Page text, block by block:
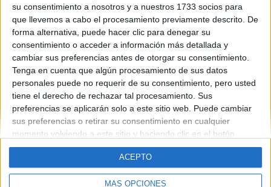
su consentimiento a nosotros y a nuestros 1733 socios para
que llevemos a cabo el procesamiento previamente descrito. De
forma alternativa, puede hacer clic para denegar su
consentimiento o acceder a información más detallada y
cambiar sus preferencias antes de otorgar su consentimiento.
Tenga en cuenta que algún procesamiento de sus datos
personales puede no requerir de su consentimiento, pero usted
tiene el derecho de rechazar tal procesamiento. Sus
preferencias se aplicarán solo a este sitio web. Puede cambiar
sus preferencias o retirar su consentimiento en cualquier
momento volviendo a este sitio y haciendo clic en el botón
"Privacidad" en la parte inferior de la página web.
MÁS OPCIONES
ACEPTO
Quiénes somos| Contactar|Anúnciate
Aviso legal|Politica de privacidad |Condiciones generales
de cookies
© 2003-2026Compás Mediterráneo S.L.- Diego de León 47 - 28006
Madrid [ESPAÑA] - Tel. +34 91 593 2767